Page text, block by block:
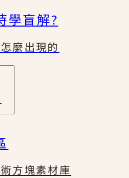
學盲解?
麼出現的
方塊素材庫